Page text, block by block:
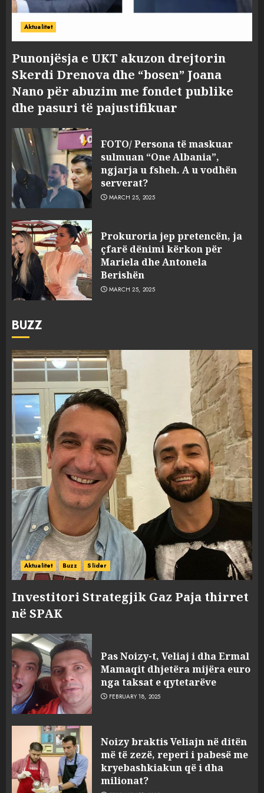
Aktualitet
Punonjësja e UKT akuzon drejtorin
Skerdi Drenova dhe “bosen” Joana
Nano për abuzim me fondet publike
dhe pasuri të pajustifikuar
FOTO/ Persona të maskuar
sulmuan “One Albania”,
ngjarja u fsheh. A u vodhën
serverat?
MARCH 25, 2025
Prokuroria jep pretencën, ja
çfarë dënimi kërkon për
Mariela dhe Antonela
Berishën
MARCH 25, 2025
BUZZ
Aktualitet Buzz Slider
Investitori Strategjik Gaz Paja thirret
në SPAK
Pas Noizy-t, Veliaj i dha Ermal
Mamaqit dhjetëra mijëra euro
nga taksat e qytetarëve
FEBRUARY 18, 2025
Noizy braktis Veliajn në ditën
më të zezë, reperi i pabesë me
kryebashkiakun që i dha
milionat?
3
sulmuan “One Albania”,
ngjarja u fsheh. A u vodhën
serverat?
MARCH 25, 2025